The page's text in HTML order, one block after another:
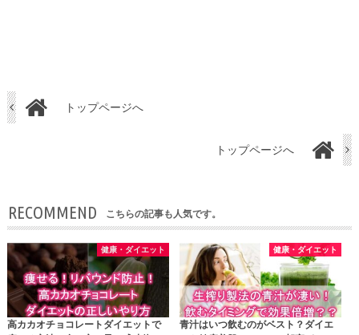
トップページへ
トップページへ
RECOMMEND こちらの記事も人気です。
健康・ダイエット
高カカオチョコレートダイエットで
健康・ダイエット
青汁はいつ飲むのがベスト？ダイエ